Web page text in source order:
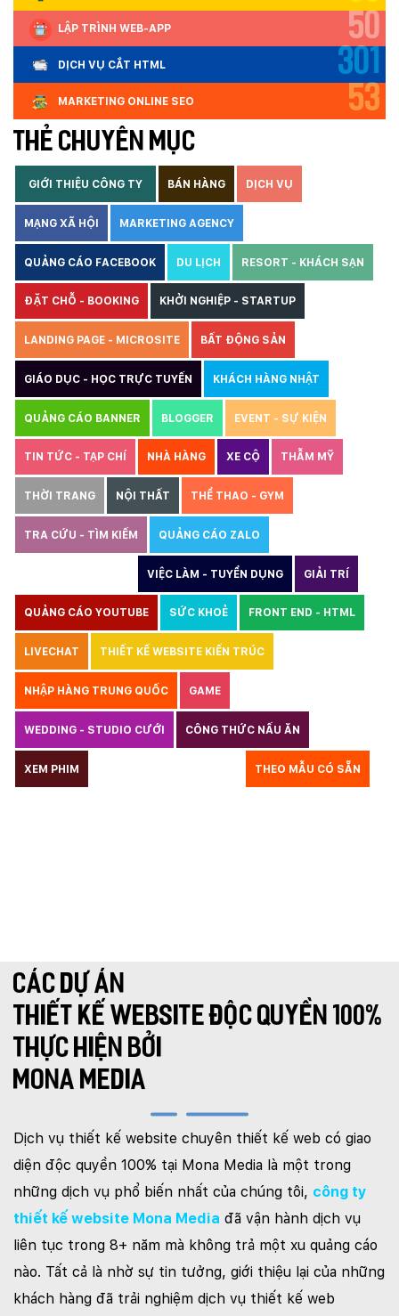
LẬP TRÌNH WEB-APP 50
DỊCH VỤ CẮT HTML 301
MARKETING ONLINE SEO 53
THẺ CHUYÊN MỤC
GIỚI THIỆU CÔNG TY BÁN HÀNG DỊCH VỤ
MẠNG XÃ HỘI MARKETING AGENCY
QUẢNG CÁO FACEBOOK DU LỊCH RESORT - KHÁCH SẠN
ĐẶT CHỖ - BOOKING KHỞI NGHIỆP - STARTUP
LANDING PAGE - MICROSITE BẤT ĐỘNG SẢN
GIÁO DỤC - HỌC TRỰC TUYẾN KHÁCH HÀNG NHẬT
QUẢNG CÁO BANNER BLOGGER EVENT - SỰ KIỆN
TIN TỨC - TẠP CHÍ NHÀ HÀNG XE CỘ THẪM MỸ
THỜI TRANG NỘI THẤT THỂ THAO - GYM
TRA CỨU - TÌM KIẾM QUẢNG CÁO ZALO
VIỆC LÀM - TUYỂN DỤNG GIẢI TRÍ
QUẢNG CÁO YOUTUBE SỨC KHOẺ FRONT END - HTML
LIVECHAT THIẾT KẾ WEBSITE KIẾN TRÚC
NHẬP HÀNG TRUNG QUỐC GAME
WEDDING - STUDIO CƯỚI CÔNG THỨC NẤU ĂN
XEM PHIM THEO MẪU CÓ SẴN
CÁC DỰ ÁN
THIẾT KẾ WEBSITE ĐỘC QUYỀN 100%
THỰC HIỆN BỞI
MONA MEDIA
Dịch vụ thiết kế website chuyên thiết kế web có giao
diện độc quyền 100% tại Mona Media là một trong
những dịch vụ phổ biến nhất của chúng tôi, công ty
thiết kế website Mona Media đã vận hành dịch vụ
liên tục trong 8+ năm mà không trả một xu quảng cáo
nào. Tất cả là nhờ sự tin tưởng, giới thiệu lại của những
khách hàng đã trải nghiệm dịch vụ thiết kế web